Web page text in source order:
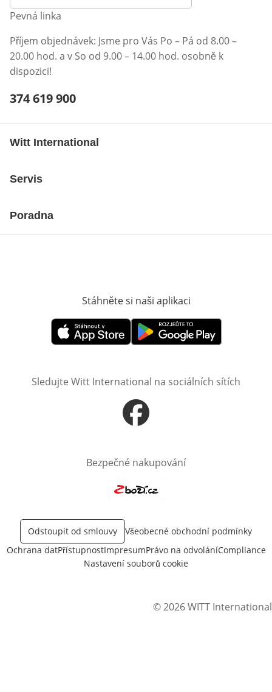
Pevná linka
Příjem objednávek: Jsme pro Vás Po – Pá od 8.00 –
20.00 hod. a v So od 9.00 – 14.00 hod. osobně k
dispozici!
Telefonní číslo:
374 619 900
Witt International
Servis
Poradna
Stáhněte si naši aplikaci
Otevře v novém okněOtevře v novém okně
Sledujte Witt International na sociálních sítích
Otevře v novém okně
Bezpečné nakupování
Odstoupit od smlouvy
Všeobecné obchodní podmínky
Ochrana datPřístupnostImpresumPrávo na odvoláníCompliance
Nastavení souborů cookie
© 2026 WITT International